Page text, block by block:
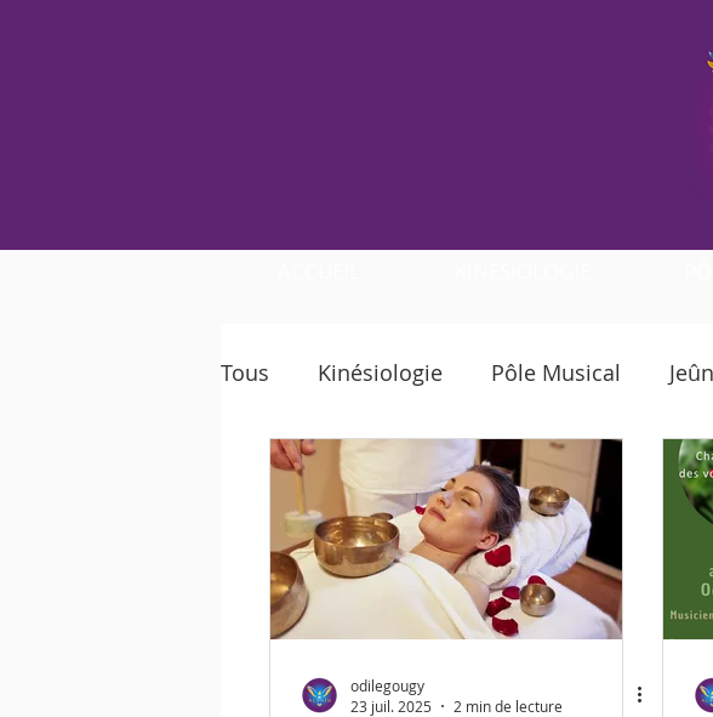
Tous Kinésiologie Pôle Musical
odilegougy
23 juil. 2025
2 min de lecture